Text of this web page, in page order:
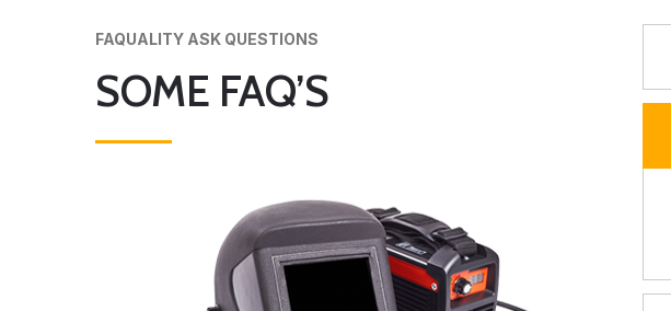
FAQUALITY ASK QUESTIONS
SOME FAQ’S